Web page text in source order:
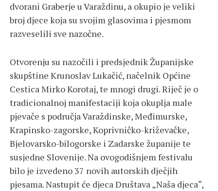
dvorani Graberje u Varaždinu, a okupio je veliki
broj djece koja su svojim glasovima i pjesmom
razveselili sve nazočne.
Otvorenju su nazočili i predsjednik Županijske
skupštine Krunoslav Lukačić, načelnik Općine
Cestica Mirko Korotaj, te mnogi drugi. Riječ je o
tradicionalnoj manifestaciji koja okuplja male
pjevače s područja Varaždinske, Međimurske,
Krapinsko-zagorske, Koprivničko-križevačke,
Bjelovarsko-bilogorske i Zadarske županije te
susjedne Slovenije. Na ovogodišnjem festivalu
bilo je izvedeno 37 novih autorskih dječjih
pjesama. Nastupit će djeca Društava „Naša djeca“,